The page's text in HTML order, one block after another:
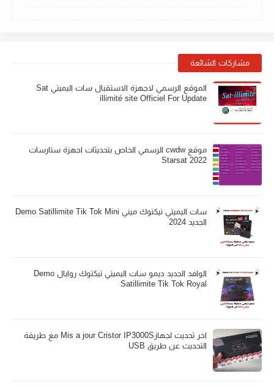
مشاركات الشائعة
الموقع الرسمي لاجهزة الاستقبال سات اليميتي Sat
illimité site Officiel For Update
موقع cwdw الرسمي الخاص بتحديثات اجهزة ستارسات
Starsat 2022
سات اليميتي تيكتوك ميني Demo Satillimite Tik Tok Mini
الجديد 2024
الوافد الجديد ديمو سات اليميتي تيكتوك روايال Demo
Satillimite Tik Tok Royal
اخر تحديث لجهازMis a jour Cristor IP3000S مع طريقة
التحديث عن طريق USB